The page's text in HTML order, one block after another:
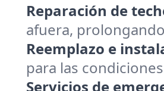
Reparación de
afuera,
Reemplazo e
para las
Servicios de